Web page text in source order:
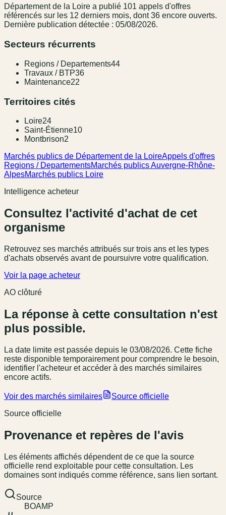
Département de la Loire a publié 101 appel s d'offres
référencés sur les 12 derniers mois, dont 36 encore ouverts.
Dernière publication détectée : 05/08/2026.
Secteurs récurrents
Regions / Departements44
Travaux / BTP36
Maintenance22
Territoires cités
Loire24
Saint-Étienne10
Montbrison2
Marchés publics de Département de la LoireAppels d'offres
Regions / DepartementsMarchés publics Auvergne-Rhône-
AlpesMarchés publics Loire
Intelligence acheteur
Consultez l'activité d'achat de cet
organisme
Retrouvez ses marchés attribués sur trois ans et les types
d'achats observés avant de poursuivre votre qualification.
Voir la page acheteur
AO clôturé
La réponse à cette consultation n'est
plus possible.
La date limite est passée depuis le 03/08/2026. Cette fiche
reste disponible temporairement pour comprendre le besoin,
identifier l'acheteur et accéder à des marchés similaires
encore actifs.
Voir des marchés similaires
Source officielle
Source officielle
Provenance et repères de l'avis
Les éléments affichés dépendent de ce que la source
officielle rend exploitable pour cette consultation. Les
domaines sont indiqués comme référence, sans lien sortant.
Source
BOAMP